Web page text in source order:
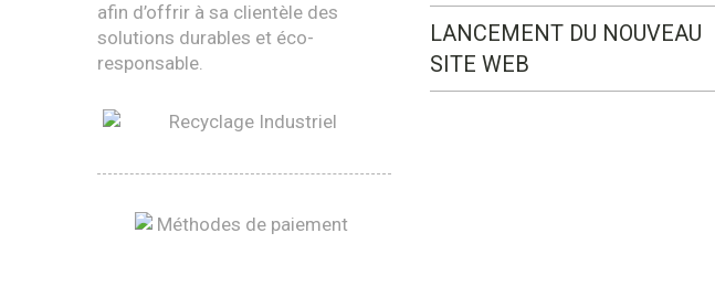
afin d’offrir à sa clientèle des
solutions durables et éco-
responsable.
LANCEMENT DU NOUVEAU
SITE WEB